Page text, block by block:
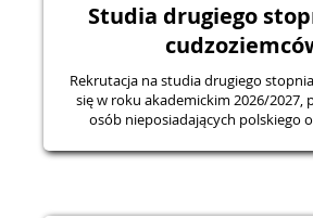
Studia drugiego
Rekrutacja na studia drugiego
się w roku akademickim 2026/2027,
osób nieposiadających polskiego